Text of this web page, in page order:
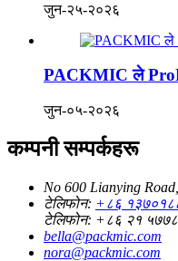
जुन-२५-२०२६
PACKMIC ले
जुन-०५-२०२६
कम्पनी सम्पर्कहरू
No 600 Lianying
टेलिफोन: +८६
टेलिफोन: +८६ २१
bella@packmic.com
nora@packmic.com